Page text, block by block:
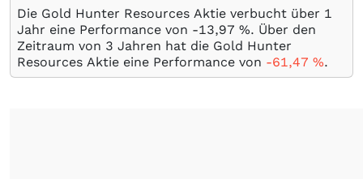
Die Gold Hunter Resources Aktie verbucht über 1
Jahr eine Performance von -13,97 %. Über den
Zeitraum von 3 Jahren hat die Gold Hunter
Resources Aktie eine Performance von -61,47 %.